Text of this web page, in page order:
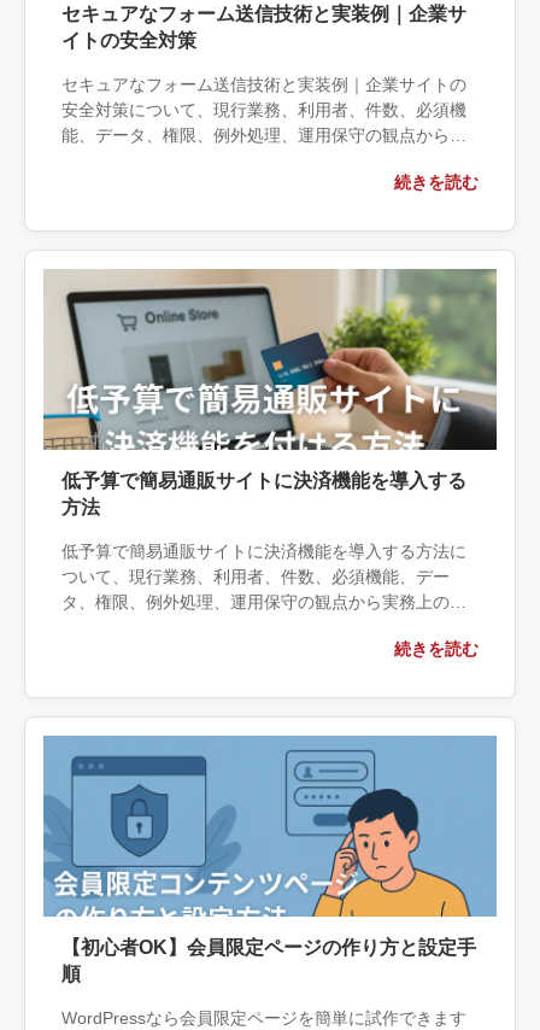
セキュアなフォーム送信技術と実装例｜企業サ
イトの安全対策
セキュアなフォーム送信技術と実装例｜企業サイトの
安全対策について、現行業務、利用者、件数、必須機
能、データ、権限、例外処理、運用保守の観点から実
と外部へ相談する条件、相談前に用意する情報、依頼
続きを読む
低予算で簡易通販サイトに決済機能を導入する
方法
低予算で簡易通販サイトに決済機能を導入する方法に
ついて、現行業務、利用者、件数、必須機能、デー
タ、権限、例外処理、運用保守の観点から実務上の判
相談する条件、相談前に用意する情報、依頼後に確認
続きを読む
【初心者OK】会員限定ページの作り方と設定手
順
WordPressなら会員限定ページを簡単に試作できます